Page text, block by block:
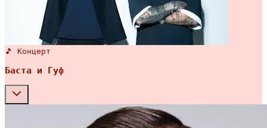
🎵 Концерт
Баста и Гуф